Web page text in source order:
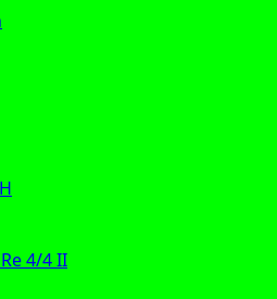
4/4 II